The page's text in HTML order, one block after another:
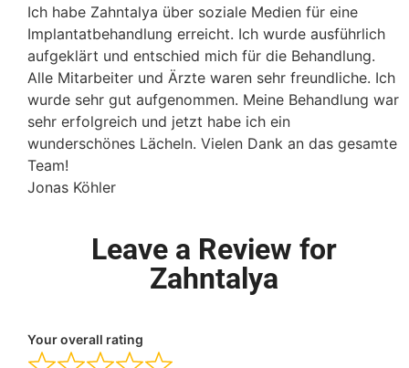
Ich habe Zahntalya über soziale Medien für eine
Implantatbehandlung erreicht. Ich wurde ausführlich
aufgeklärt und entschied mich für die Behandlung.
Alle Mitarbeiter und Ärzte waren sehr freundliche. Ich
wurde sehr gut aufgenommen. Meine Behandlung war
sehr erfolgreich und jetzt habe ich ein
wunderschönes Lächeln. Vielen Dank an das gesamte
Team!
Jonas Köhler
Leave a Review for
Zahntalya
Your overall rating